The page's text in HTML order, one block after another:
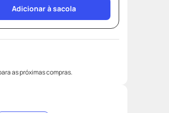
Adicionar à sacola
as próximas compras.